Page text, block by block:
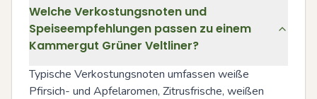
Welche Verkostungsnoten und
Speiseempfehlungen passen zu einem
Kammergut Grüner Veltliner?
Typische Verkostungsnoten umfassen weiße
Pfirsich- und Apfelaromen, Zitrusfrische, weißen